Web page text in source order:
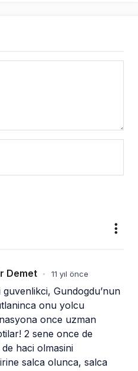
Demet • 11 yıl önce
Gundogdu’nun
onu yolcu
once uzman
2 sene once de
haci olmasini
salca olunca, salca